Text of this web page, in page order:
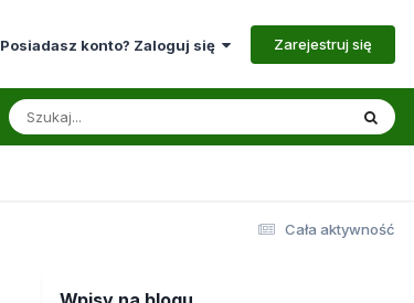
Posiadasz konto? Zaloguj się Zarejestruj się
Cała aktywność